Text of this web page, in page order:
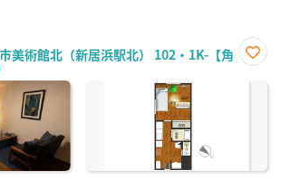
美術館北（新居浜駅北） 102・1K-【角
に入